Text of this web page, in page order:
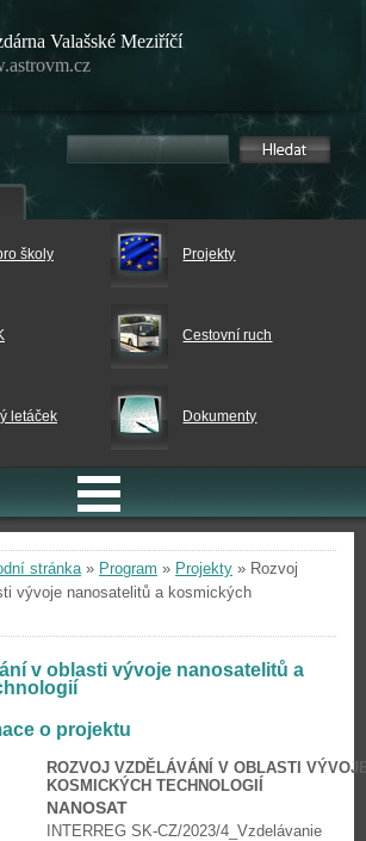
Valašské Meziříčí
školy Projekty
Cestovní ruch
letáček Dokumenty
stránka» Program » Projekty » Rozvoj
vývoje nanosatelitů a kosmických
v oblasti vývoje nanosatelitů a
o projektu
ROZVOJ VZDĚLÁVÁNÍ V OBLASTI
KOSMICKÝCH TECHNOLOGIÍ
NANOSAT
INTERREG SK-CZ/2023/4_Vzdelávanie